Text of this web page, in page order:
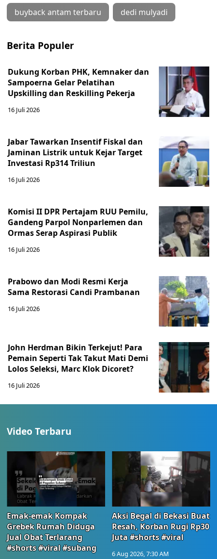
buyback antam terbaru dedi mulyadi
Berita Populer
Dukung Korban PHK, Kemnaker dan
Sampoerna Gelar Pelatihan
Upskilling dan Reskilling Pekerja
16 Juli 2026
Jabar Tawarkan Insentif Fiskal dan
Jaminan Listrik untuk Kejar Target
Investasi Rp314 Triliun
16 Juli 2026
Komisi II DPR Pertajam RUU Pemilu,
Gandeng Parpol Nonparlemen dan
Ormas Serap Aspirasi Publik
16 Juli 2026
Prabowo dan Modi Resmi Kerja
Sama Restorasi Candi Prambanan
16 Juli 2026
John Herdman Bikin Terkejut! Para
Pemain Seperti Tak Takut Mati Demi
Lolos Seleksi, Marc Klok Dicoret?
16 Juli 2026
Video Terbaru
Emak-emak Kompak
Grebek Rumah Diduga
Jual Obat Terlarang
#shorts #viral #subang
Aksi Begal di Bekasi Buat
Resah, Korban Rugi Rp30
Juta #shorts #viral
6 Aug 2026, 7:30 AM